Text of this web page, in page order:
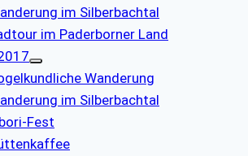
im Silberbachtal
im Paderborner Land
Wanderung
im Silberbachtal
Fest